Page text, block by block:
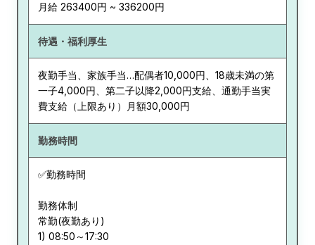
月給 263400円 ~ 336200円
待遇・福利厚生
夜勤手当、家族手当…配偶者10,000円、18歳未満の第
一子4,000円、第二子以降2,000円支給、通勤手当実
費支給（上限あり）月額30,000円
勤務時間
✅勤務時間
勤務体制
常勤(夜勤あり)
1) 08:50～17:30